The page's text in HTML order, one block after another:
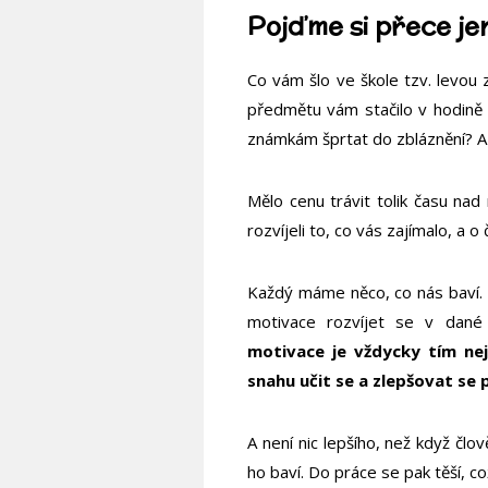
Pojďme si přece
Co vám šlo ve škole tzv. levou
předmětu vám stačilo v
známkám šprtat do zbláznění?
Mělo cenu trávit tolik času
rozvíjeli to, co vás zajímalo, a o
Každý máme něco, co nás
motivace rozvíjet se v
motivace je vždycky tím
snahu učit se a zlepšovat se
A není nic lepšího, než když
ho baví. Do práce se pak těší,